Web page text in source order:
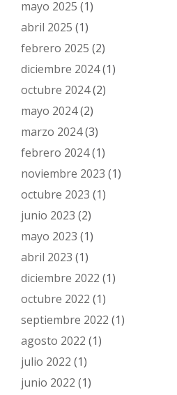
mayo 2025 (1)
abril 2025 (1)
febrero 2025 (2)
diciembre 2024(1)
octubre 2024(2)
mayo 2024(2)
marzo 2024(3)
febrero 2024(1)
noviembre 2023 (1)
octubre 2023 (1)
junio 2023 (2)
mayo 2023 (1)
abril 2023 (1)
diciembre 2022 (1)
octubre 2022 (1)
septiembre 2022 (1)
agosto 2022 (1)
julio 2022 (1)
junio 2022 (1)